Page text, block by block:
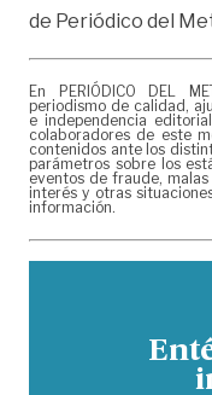
de Periódico del
En PERIÓDICO DEL
periodismo de calidad,
e independencia
colaboradores de este
contenidos ante los
parámetros sobre los
eventos de fraude,
interés y otras
información.